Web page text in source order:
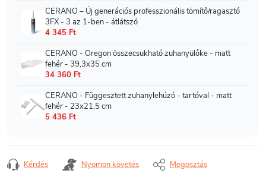
Kérdés Nyomon követés Megosztás